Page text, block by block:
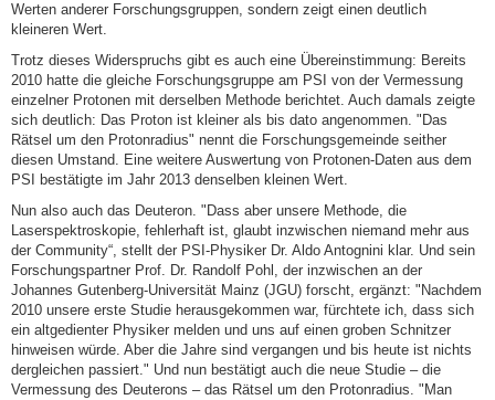
Werten anderer Forschungsgruppen, sondern zeigt einen deutlich
kleineren Wert.
Trotz dieses Widerspruchs gibt es auch eine Übereinstimmung: Bereits
2010 hatte die gleiche Forschungsgruppe am PSI von der Vermessung
einzelner Protonen mit derselben Methode berichtet. Auch damals zeigte
sich deutlich: Das Proton ist kleiner als bis dato angenommen. "Das
Rätsel um den Protonradius" nennt die Forschungsgemeinde seither
diesen Umstand. Eine weitere Auswertung von Protonen-Daten aus dem
PSI bestätigte im Jahr 2013 denselben kleinen Wert.
Nun also auch das Deuteron. "Dass aber unsere Methode, die
Laserspektroskopie, fehlerhaft ist, glaubt inzwischen niemand mehr aus
der Community“, stellt der PSI-Physiker Dr. Aldo Antognini klar. Und sein
Forschungspartner Prof. Dr. Randolf Pohl, der inzwischen an der
Johannes Gutenberg-Universität Mainz (JGU) forscht, ergänzt: "Nachdem
2010 unsere erste Studie herausgekommen war, fürchtete ich, dass sich
ein altgedienter Physiker melden und uns auf einen groben Schnitzer
hinweisen würde. Aber die Jahre sind vergangen und bis heute ist nichts
dergleichen passiert." Und nun bestätigt auch die neue Studie – die
Vermessung des Deuterons – das Rätsel um den Protonradius. "Man